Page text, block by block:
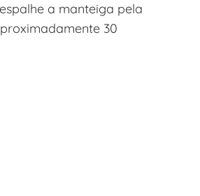
a manteiga pela
30